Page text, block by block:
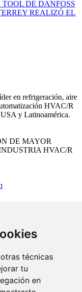
técnicas
tu
en
DE DANFOSS
REALIZÓ EL
en refrigeración, aire
HVAC/R
y Latinoamérica.
DE MAYOR
HVAC/R